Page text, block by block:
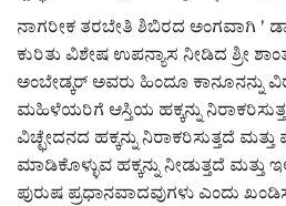
ಸಾಧಕರ ಪರಿಚಯ
ಪತ್ರಕರ್ತರ ಪರಿಚಯ
ಸಂಪಾದಕೀಯ
ಕವನ
ನಾಗರೀಕ ತರಬೇತಿ ಶಿಬಿರದ ಅಂಗವಾಗಿ '
ಕುರಿತು ವಿಶೇಷ ಉಪನ್ಯಾಸ ನೀಡಿದ ಶ್ರೀ
ಅಂಬೇಡ್ಕರ್ ಅವರು ಹಿಂದೂ ಕಾನೂನನ್ನು
ಮಹಿಳೆಯರಿಗೆ ಆಸ್ತಿಯ ಹಕ್ಕನ್ನು
ವಿಚ್ಛೇದನದ ಹಕ್ಕನ್ನು ನಿರಾಕರಿಸುತ್ತದೆ
ಮಾಡಿಕೊಳ್ಳುವ ಹಕ್ಕನ್ನು ನೀಡುತ್ತದೆ ಮತ್ತು
ಪುರುಷ ಪ್ರಧಾನವಾದವುಗಳು ಎಂದು